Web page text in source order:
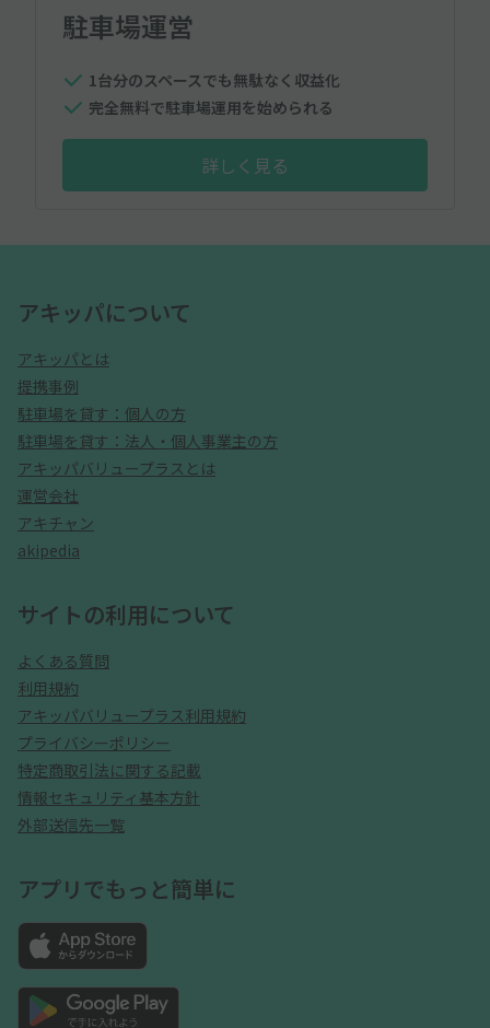
駐車場運営
1台分のスペースでも無駄なく収益化
完全無料で駐車場運用を始められる
詳しく見る
アキッパについて
アキッパとは
提携事例
駐車場を貸す：個人の方
駐車場を貸す：法人・個人事業主の方
アキッパバリュープラスとは
運営会社
アキチャン
akipedia
サイトの利用について
よくある質問
利用規約
アキッパバリュープラス利用規約
プライバシーポリシー
特定商取引法に関する記載
情報セキュリティ基本方針
外部送信先一覧
アプリでもっと簡単に